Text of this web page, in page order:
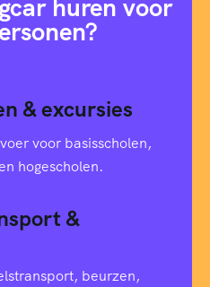
huren voor
& excursies
voor basisscholen,
hogescholen.
&
beurzen,
0
9
8
7
3
1
0
9
1
4
6
8
3
1
9
7
5
1
3
6
9
2
4
8
5
4
0
7
3
9
2
3
4
4
5